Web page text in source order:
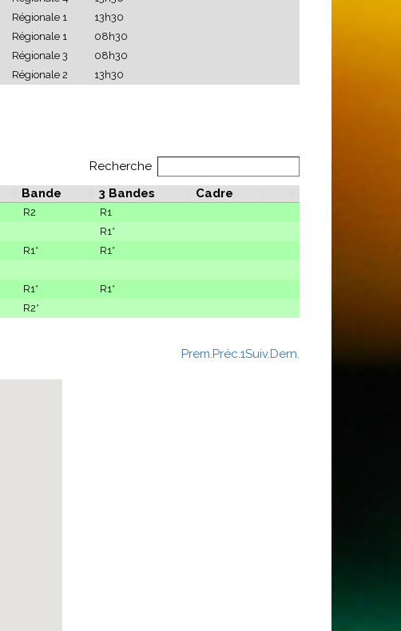
Régionale 1
13h30
Régionale 1
08h30
Régionale 3
08h30
Régionale 2 13h30
Recherche
Bande 3 Bandes Cadre
R2
R1
R1*
R1*
R1*
R1*
R1*
R2*
Prem.Préc.1Suiv.Dern.